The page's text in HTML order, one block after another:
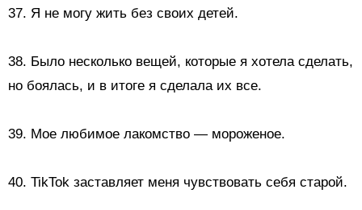
37. Я не могу жить без своих детей.
38. Было несколько вещей, которые я хотела сделать,
но боялась, и в итоге я сделала их все.
39. Мое любимое лакомство — мороженое.
40. TikTok заставляет меня чувствовать себя старой.